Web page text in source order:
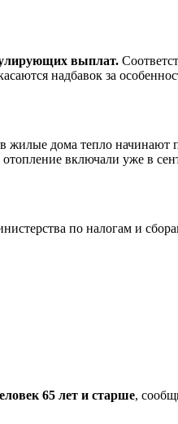
выплат.
надбавок за
дома тепло начинают
включали уже в
по налогам и
65 лет и старше,